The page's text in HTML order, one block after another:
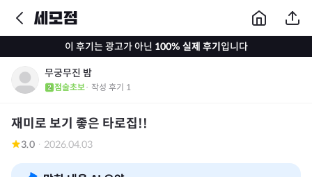
이 후기는 광고가 아닌 100% 실제 후기입니다
무궁무진 밤
점술초보· 작성 후기 1
재미로 보기 좋은 타로집!!
3.0 · 2026.04.03